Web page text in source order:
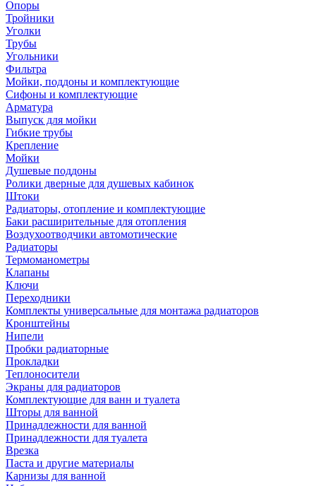
Опоры
Тройники
Уголки
Трубы
Угольники
Фильтра
Мойки, поддоны и комплектующие
Сифоны и комплектующие
Арматура
Выпуск для мойки
Гибкие трубы
Крепление
Мойки
Душевые поддоны
Ролики дверные для душевых кабинок
Штоки
Радиаторы, отопление и комплектующие
Баки расширительные для отопления
Воздухоотводчики автомотические
Радиаторы
Термоманометры
Клапаны
Ключи
Переходники
Комплекты универсальные для монтажа радиаторов
Кронштейны
Нипели
Пробки радиаторные
Прокладки
Теплоносители
Экраны для радиаторов
Комплектующие для ванн и туалета
Шторы для ванной
Принадлежности для ванной
Принадлежности для туалета
Врезка
Паста и другие материалы
Карнизы для ванной